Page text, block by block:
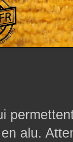
alu.